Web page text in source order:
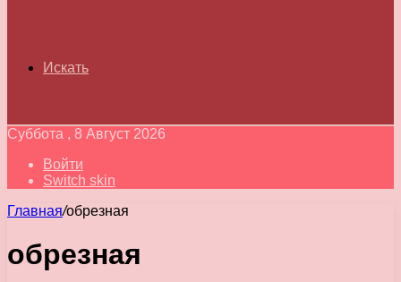
Искать
Суббота , 8 Август 2026
Войти
Switch skin
Главная/обрезная
обрезная